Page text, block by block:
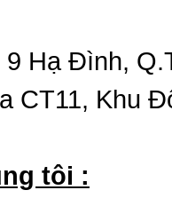
9 Hạ Đình,
CT11, Khu
tôi :